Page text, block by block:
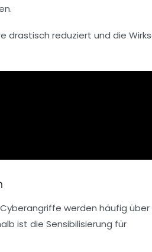
drastisch reduziert und die
werden häufig über
ist die Sensibilisierung für